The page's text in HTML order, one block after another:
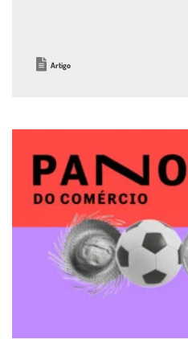
Artigo